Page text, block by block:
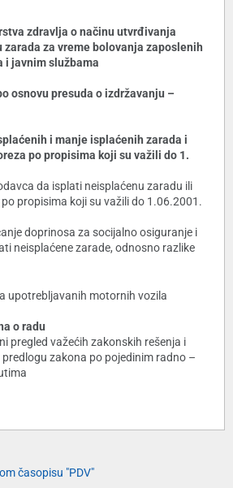
zdravlja o načinu utvrđivanja
zarada za vreme bolovanja zaposlenih
i javnim službama
osnovu presuda o izdržavanju –
i manje isplaćenih zarada i
po propisima koji su važili do 1.
da isplati neisplaćenu zaradu ili
propisima koji su važili do 1.06.2001.
doprinosa za socijalno osiguranje i
neisplaćene zarade, odnosno razlike
upotrebljavanih motornih vozila
o radu
pregled važećih zakonskih rešenja i
predlogu zakona po pojedinim radno –
časopisu "PDV"